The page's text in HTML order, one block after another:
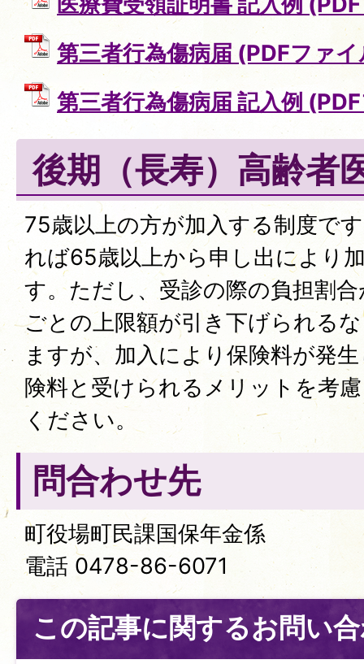
第三者行為傷病届 (PDFファ
第三者行為傷病届 記入例
後期（長寿）高齢者
75歳以上の方が加入する制度で
れば65歳以上から申し出により
す。ただし、受診の際の負担割
ごとの上限額が引き下げられる
ますが、加入により保険料が発
険料と受けられるメリットを考
ください。
問合わせ先
町役場町民課国保年金係
電話 0478-86-6071
この記事に関するお問い